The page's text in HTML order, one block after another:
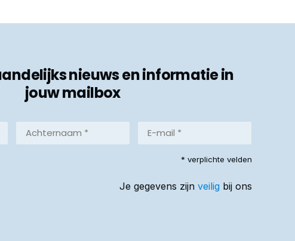
nieuws en informatie in
jouw mailbox
Achternaam
mail
* verplichte velden
Je gegevens zijn veilig bij ons